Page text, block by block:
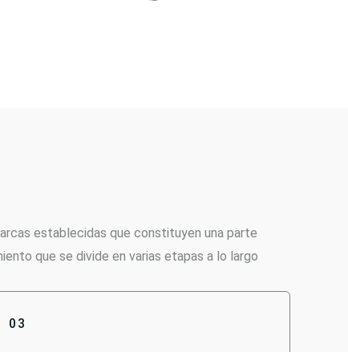
establecidas que constituyen una parte
que se divide en varias etapas a lo largo
03